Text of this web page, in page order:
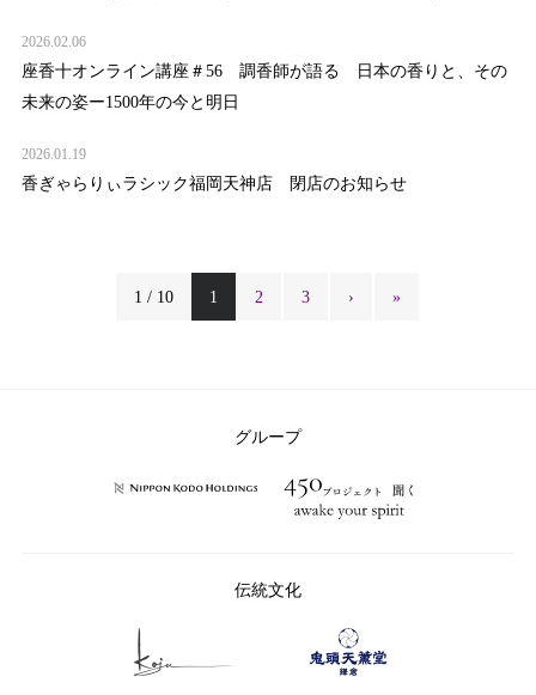
2026.02.06
座香十オンライン講座＃56 調香師が語る 日本の香りと、その
未来の姿ー1500年の今と明日
2026.01.19
香ぎゃらりぃラシック福岡天神店 閉店のお知らせ
1 / 10 1 2 3 › »
グループ
伝統文化